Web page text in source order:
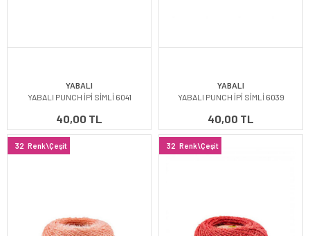
YABALI
YABALI PUNCH İPİ SİMLİ 6041
40,00 TL
YABALI
YABALI PUNCH İPİ SİMLİ 6039
40,00 TL
32 Renk\Çeşit 32 Renk\Çeşit